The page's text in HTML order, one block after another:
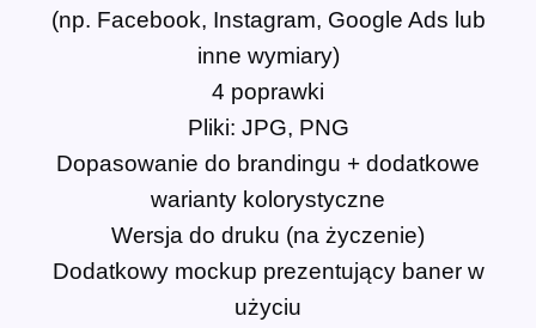
(np. Facebook, Instagram, Google Ads lub
inne wymiary)
4 poprawki
Pliki: JPG, PNG
Dopasowanie do brandingu + dodatkowe
warianty kolorystyczne
Wersja do druku (na życzenie)
Dodatkowy mockup prezentujący baner w
użyciu